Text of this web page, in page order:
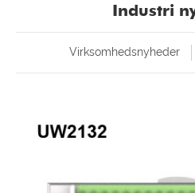
Industri
Virksomhedsnyheder